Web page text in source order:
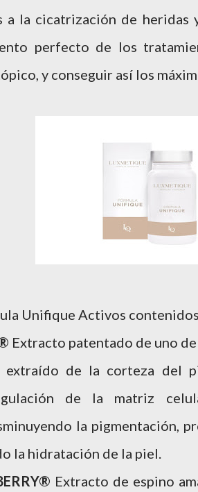
a la cicatrización de
perfecto de los
y conseguir así los
Unifique Activos
Extracto patentado de uno
extraído de la corteza del
de la matriz
la pigmentación,
la hidratación de la piel.
Extracto de espino